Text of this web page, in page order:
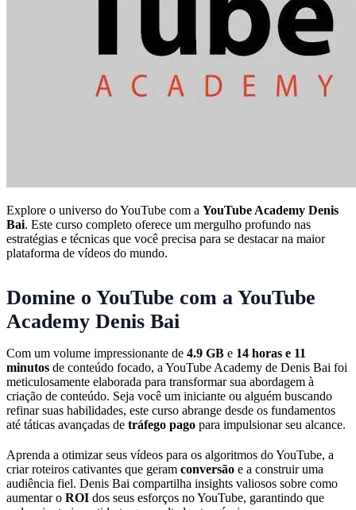
Explore o universo do YouTube com a YouTube Academy Denis
Bai. Este curso completo oferece um mergulho profundo nas
estratégias e técnicas que você precisa para se destacar na maior
plataforma de vídeos do mundo.
Domine o YouTube com a YouTube
Academy Denis Bai
Com um volume impressionante de 4.9 GB e 14 horas e 11
minutos de conteúdo focado, a YouTube Academy de Denis Bai foi
meticulosamente elaborada para transformar sua abordagem à
criação de conteúdo. Seja você um iniciante ou alguém buscando
refinar suas habilidades, este curso abrange desde os fundamentos
até táticas avançadas de tráfego pago para impulsionar seu alcance.
Aprenda a otimizar seus vídeos para os algoritmos do YouTube, a
criar roteiros cativantes que geram conversão e a construir uma
audiência fiel. Denis Bai compartilha insights valiosos sobre como
aumentar o ROI dos seus esforços no YouTube, garantindo que